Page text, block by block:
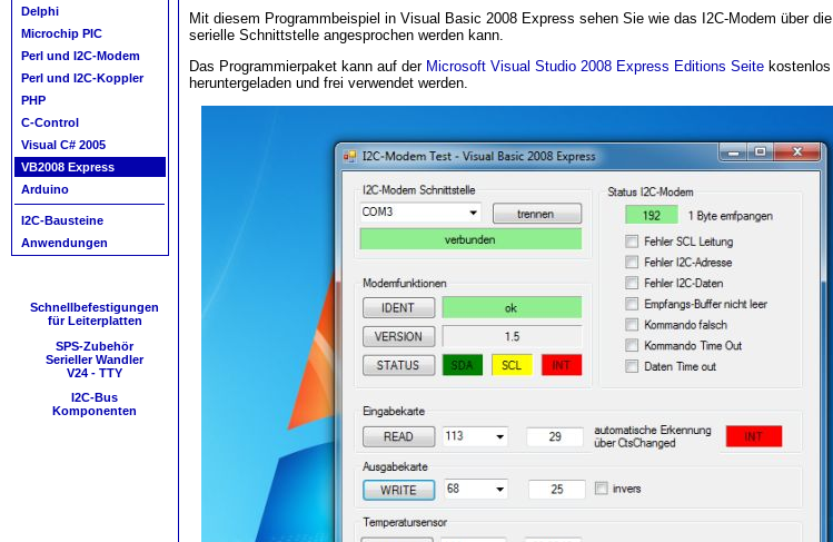
Delphi
Microchip PIC
Perl und I2C-Modem
Perl und I2C-Koppler
PHP
C-Control
Visual C# 2005
VB2008 Express
Arduino
I2C-Bausteine
Anwendungen
Schnellbefestigungen
für Leiterplatten
SPS-Zubehör
Serieller Wandler
V24 - TTY
I2C-Bus
Komponenten
Mit diesem Programmbeispiel in Visual Basic 2008 Express sehen Sie wie das I2C-Modem über die
serielle Schnittstelle angesprochen werden kann.
Das Programmierpaket kann auf der Microsoft Visual Studio 2008 Express Editions Seite kostenlos
heruntergeladen und frei verwendet werden.